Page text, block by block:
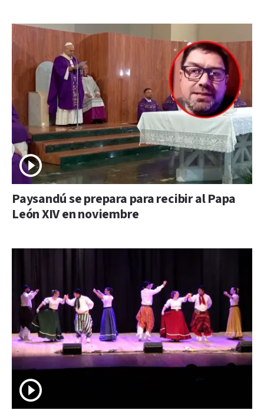
Paysandú se prepara para recibir al Papa
León XIV en noviembre